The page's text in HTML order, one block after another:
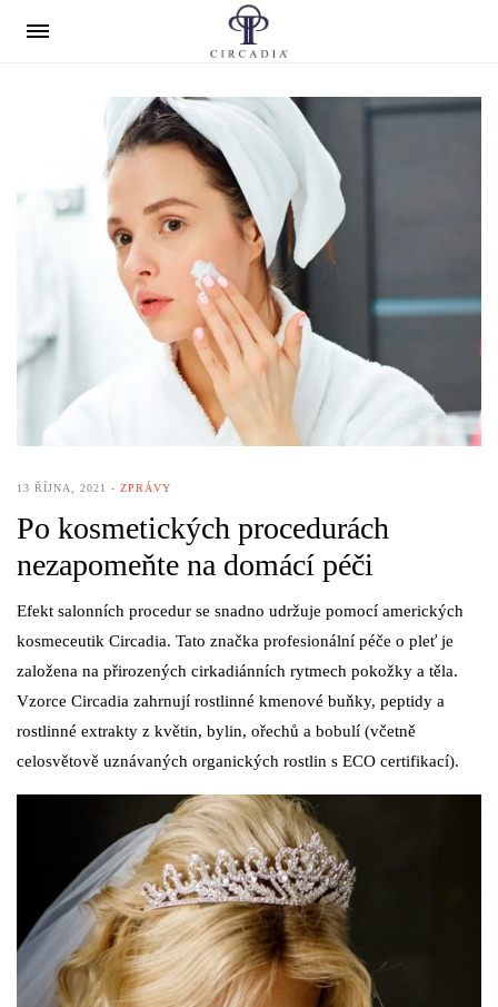
13 ŘÍJNA, 2021 ZPRÁVY
Po kosmetických procedurách
nezapomeňte na domácí péči
Efekt salonních procedur se snadno udržuje pomocí amerických
kosmeceutik Circadia. Tato značka profesionální péče o pleť je
založena na přirozených cirkadiánních rytmech pokožky a těla.
Vzorce Circadia zahrnují rostlinné kmenové buňky, peptidy a
rostlinné extrakty z květin, bylin, ořechů a bobulí (včetně
celosvětově uznávaných organických rostlin s ECO certifikací).